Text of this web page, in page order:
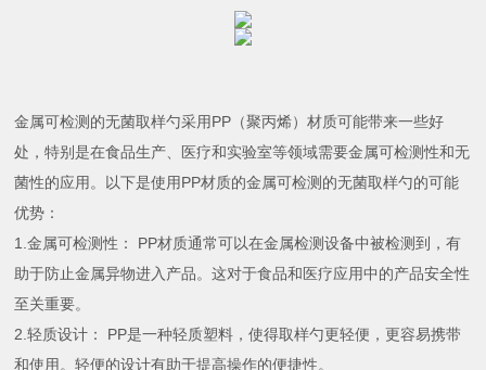
金属可检测的无菌取样勺采用PP（聚丙烯）材质可能带来一些好
处，特别是在食品生产、医疗和实验室等领域需要金属可检测性和无
菌性的应用。以下是使用PP材质的金属可检测的无菌取样勺的可能
优势：
1.金属可检测性： PP材质通常可以在金属检测设备中被检测到，有
助于防止金属异物进入产品。这对于食品和医疗应用中的产品安全性
至关重要。
2.轻质设计： PP是一种轻质塑料，使得取样勺更轻便，更容易携带
和使用。轻便的设计有助于提高操作的便捷性。